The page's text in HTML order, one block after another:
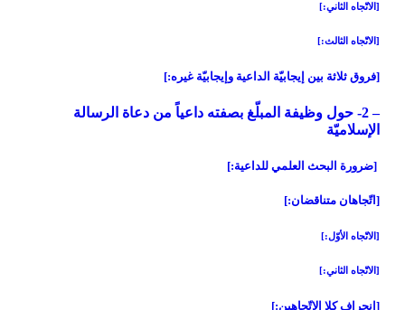
[الاتّجاه الثاني:]
[الاتّجاه الثالث:]
[فروق ثلاثة بين إيجابيّة الداعية وإيجابيّة غيره:]
– 2- حول وظيفة المبلّغ بصفته داعياً من دعاة الرسالة
الإسلاميّة
[ضرورة البحث العلمي للداعية:]
[اتّجاهان متناقضان:]
[الاتّجاه الأوّل:]
[الاتّجاه الثاني:]
[انحراف كلا الاتّجاهين:]